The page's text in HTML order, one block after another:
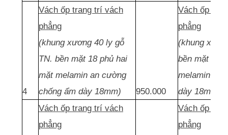
4
Vách ốp trang trí vách
phẳng
(khung xương 40 ly gỗ
TN. bền mặt 18 phủ hai
mặt melamin an cường
chống ẩm dày 18mm)
950.000
Vách ốp
phẳng
(khung
bền mặt 18
melamin
dày 18mm)
Vách ốp trang trí vách
phẳng
Vách ốp
phẳng